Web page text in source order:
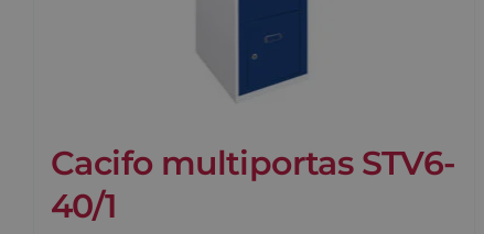
Cacifo multiportas STV6-
40/1